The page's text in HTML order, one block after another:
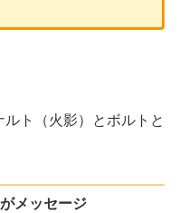
ト（火影）とボルトと
メッセージ